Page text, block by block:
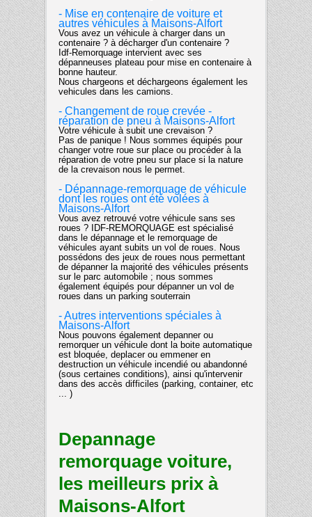
- Mise en contenaire de voiture et
autres véhicules à Maisons-Alfort
Vous avez un véhicule à charger dans un
contenaire ? à décharger d'un contenaire ?
Idf-Remorquage intervient avec ses
dépanneuses plateau pour mise en contenaire à
bonne hauteur.
Nous chargeons et déchargeons également les
vehicules dans les camions.
- Changement de roue crevée -
réparation de pneu à Maisons-Alfort
Votre véhicule à subit une crevaison ?
Pas de panique ! Nous sommes équipés pour
changer votre roue sur place ou procéder à la
réparation de votre pneu sur place si la nature
de la crevaison nous le permet.
- Dépannage-remorquage de véhicule
dont les roues ont été volées à
Maisons-Alfort
Vous avez retrouvé votre véhicule sans ses
roues ? IDF-REMORQUAGE est spécialisé
dans le dépannage et le remorquage de
véhicules ayant subits un vol de roues. Nous
possédons des jeux de roues nous permettant
de dépanner la majorité des véhicules présents
sur le parc automobile ; nous sommes
également équipés pour dépanner un vol de
roues dans un parking souterrain
- Autres interventions spéciales à
Maisons-Alfort
Nous pouvons également depanner ou
remorquer un véhicule dont la boite automatique
est bloquée, deplacer ou emmener en
destruction un véhicule incendié ou abandonné
(sous certaines conditions), ainsi qu'intervenir
dans des accès difficiles (parking, container, etc
... )
Depannage
remorquage voiture,
les meilleurs prix à
Maisons-Alfort